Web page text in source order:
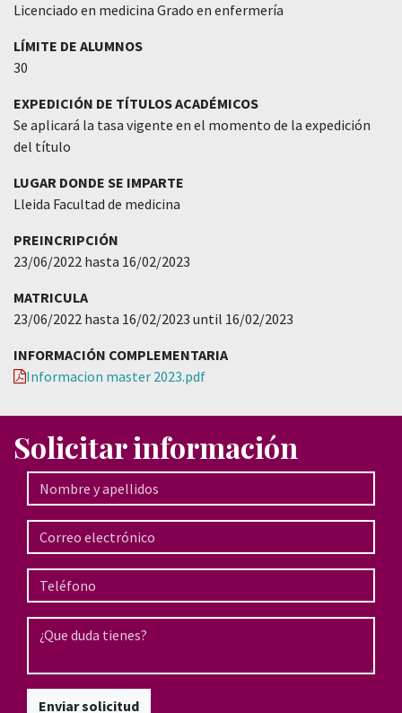
Licenciado en medicina Grado en enfermería
LÍMITE DE ALUMNOS
30
EXPEDICIÓN DE TÍTULOS ACADÉMICOS
Se aplicará la tasa vigente en el momento de la expedición
del título
LUGAR DONDE SE IMPARTE
Lleida Facultad de medicina
PREINCRIPCIÓN
23/06/2022 hasta 16/02/2023
MATRICULA
23/06/2022 hasta 16/02/2023 until 16/02/2023
INFORMACIÓN COMPLEMENTARIA
Informacion master 2023.pdf
Solicitar información
Enviar solicitud